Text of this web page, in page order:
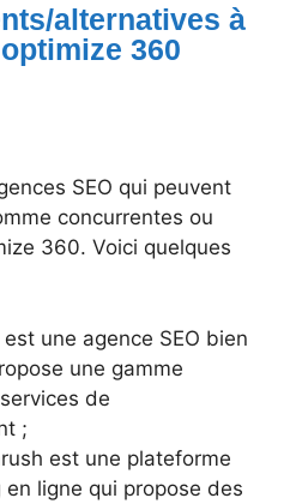
alternatives à
360
SEO qui peuvent
concurrentes ou
360. Voici quelques
est une agence SEO bien
une gamme
de
;
est une plateforme
ligne qui propose des